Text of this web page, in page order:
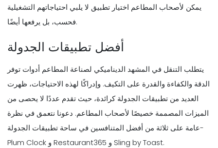
يمكن لأصحاب المطاعم اختيار تطبيق لا يلبي احتياجاتهم التشغيلية
فحسب، بل يرفعها أيضًا.
أفضل تطبيقات الجدولة
يتطلب التنقل في المشهد الديناميكي لصناعة المطاعم أدوات توفر
الدقة والكفاءة والقدرة على التكيف. وإدراكًا لهذه الاحتياجات، ظهرت
العديد من تطبيقات الجدولة كرائدة، حيث تقدم عددًا لا يحصى من
الميزات المصممة خصيصًا لأصحاب المطاعم. دعونا نتعمق في نظرة
عامة على ثلاثة من أفضل المتنافسين في ساحة تطبيقات الجدولة-
Plum Clock و Restaurant365 و Sling by Toast.